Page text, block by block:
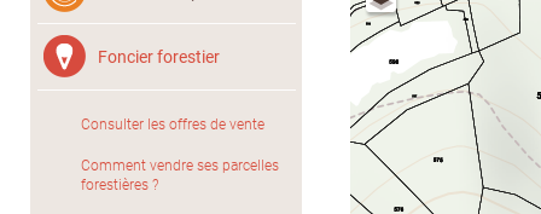
Foncier forestier
Consulter les offres de vente
Comment vendre ses parcelles
forestières ?